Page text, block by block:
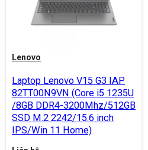
Lenovo
Laptop Lenovo V15 G3 IAP
82TT00N9VN (Core i5 1235U
/8GB DDR4-3200Mhz/512GB
SSD M.2 2242/15.6 inch
IPS/Win 11 Home)